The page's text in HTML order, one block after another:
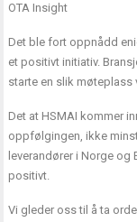
OTA Insight
Det ble fort oppnådd
et positivt initiativ.
starte en slik møteplass
Det at HSMAI kommer
oppfølgingen, ikke
leverandører i Norge
positivt.
Vi gleder oss til å ta